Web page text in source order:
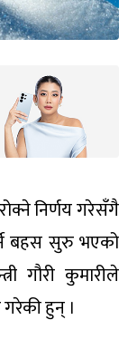
निर्णय गरेसँगै
बहस सुरु भएको
गौरी कुमारीले
हुन् ।